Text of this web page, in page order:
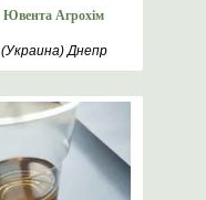
Ювента Агрохім
(Украина) Днепр